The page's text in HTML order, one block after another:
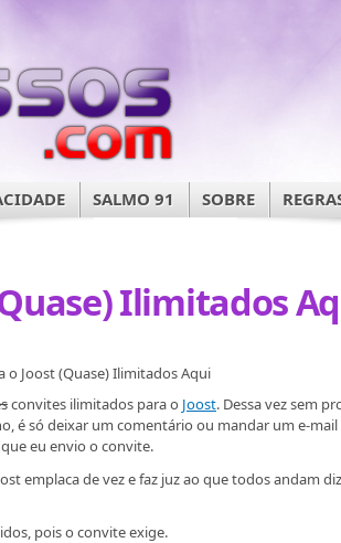
SALMO 91 SOBRE
Ilimitados
o Joost (Quase) Ilimitados Aqui
convites ilimitados para o Joost. Dessa vez sem
é só deixar um comentário ou mandar um e-mail
eu envio o convite.
emplaca de vez e faz juz ao que todos andam
pois o convite exige.